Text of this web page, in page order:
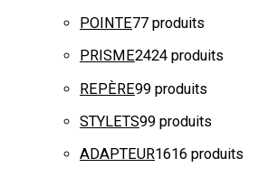
POINTE77 produits
PRISME2424 produits
REPÈRE99 produits
STYLETS99 produits
ADAPTEUR1616 produits